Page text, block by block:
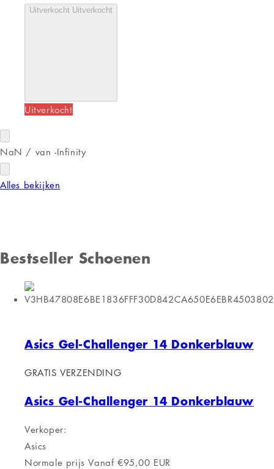
Uitverkocht Uitverkocht
Uitverkocht
NaN / van -Infinity
Alles bekijken
Bestseller Schoenen
Asics Gel-Challenger 14 Donkerblauw
GRATIS VERZENDING
Asics Gel-Challenger 14 Donkerblauw
Verkoper:
Asics
Normale prijs Vanaf €95,00 EUR